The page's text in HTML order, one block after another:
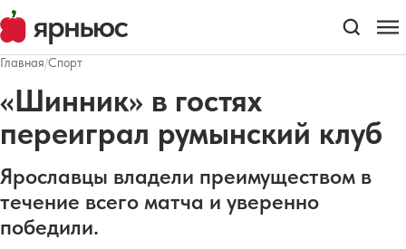
Главная/Спорт
«Шинник» в гостях
переиграл румынский клуб
Ярославцы владели преимуществом в
течение всего матча и уверенно
победили.